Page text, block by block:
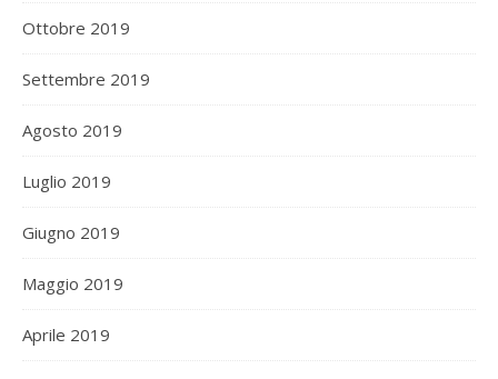
Ottobre 2019
Settembre 2019
Agosto 2019
Luglio 2019
Giugno 2019
Maggio 2019
Aprile 2019